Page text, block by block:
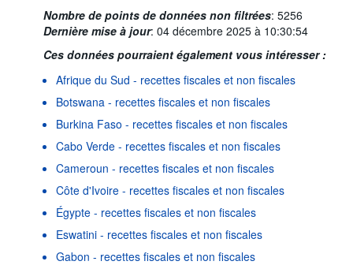
Nombre de points de données non filtrées: 5256
Dernière mise à jour: 04 décembre 2025 à 10:30:54
Ces données pourraient également vous intéresser :
Afrique du Sud - recettes fiscales et non fiscales
Botswana - recettes fiscales et non fiscales
Burkina Faso - recettes fiscales et non fiscales
Cabo Verde - recettes fiscales et non fiscales
Cameroun - recettes fiscales et non fiscales
Côte d'Ivoire - recettes fiscales et non fiscales
Égypte - recettes fiscales et non fiscales
Eswatini - recettes fiscales et non fiscales
Gabon - recettes fiscales et non fiscales